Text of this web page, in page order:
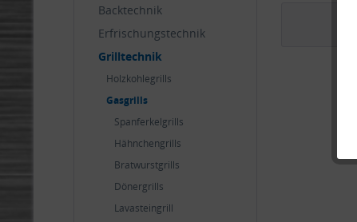
Backtechnik
Erfrischungstechnik
Grilltechnik
Holzkohlegrills
Gasgrills
Spanferkelgrills
Hähnchengrills
Bratwurstgrills
Dönergrills
Lavasteingrill